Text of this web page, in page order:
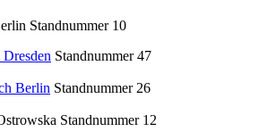
Standnummer 10
Standnummer 47
Berlin Standnummer 26
Standnummer 12